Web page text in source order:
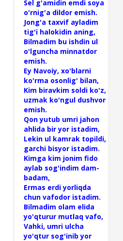
Sel g'amidin emdi soya
o'rnig'a dildor emish.
Jong'a taxvif ayladim
tig'i halokidin aning,
Bilmadim bu ishdin ul
o'lguncha minnatdor
emish.
Ey Navoiy, xo'blarni
ko'rma osonlig' bilan,
Kim biravkim soldi ko'z,
uzmak ko'ngul dushvor
emish.
Qon yutub umri jahon
ahlida bir yor istadim,
Lekin ul kamrak topildi,
garchi bisyor istadim.
Kimga kim jonim fido
aylab sog'indim dam-
badam,
Ermas erdi yorliqda
chun vafodor istadim.
Bilmadim olam elida
yo'qturur mutlaq vafo,
Vahki, umri ulcha
yo'qtur sog'inib yor